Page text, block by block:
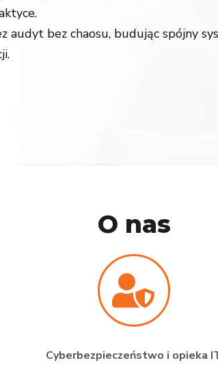
audyt bez chaosu, budując spójny
O nas
Cyberbezpieczeństwo i opieka